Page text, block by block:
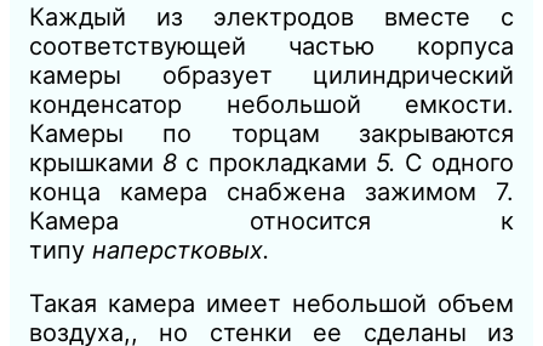
Каждый из электродов вместе с
соответствующей частью корпуса
камеры образует цилиндрический
конденсатор небольшой емкости.
Камеры по торцам закрываются
крышками 8 с прокладками 5. С одного
конца камера снабжена зажимом 7.
Камера относится к
типу наперстковых.
Такая камера имеет небольшой объем
воздуха,, но стенки ее сделаны из